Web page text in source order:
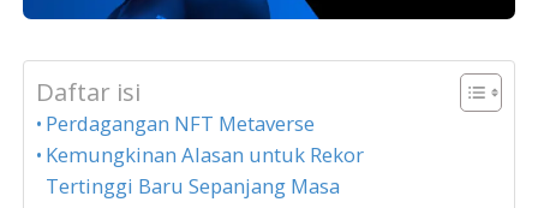
Daftar isi
Perdagangan NFT Metaverse
Kemungkinan Alasan untuk Rekor
Tertinggi Baru Sepanjang Masa